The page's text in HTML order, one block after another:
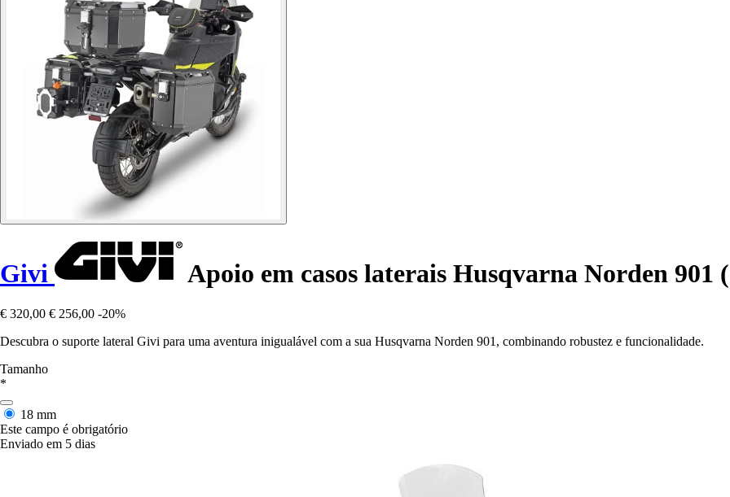
Givi Apoio em casos laterais Husqvarna Norden 901
€ 320,00 € 256,00 -20%
Descubra o suporte lateral Givi para uma aventura inigualável com a sua Husqvarna Norden 901, combinando robustez e funcionalidade.
Tamanho
*
18 mm
Este campo é obrigatório
Enviado em 5 dias